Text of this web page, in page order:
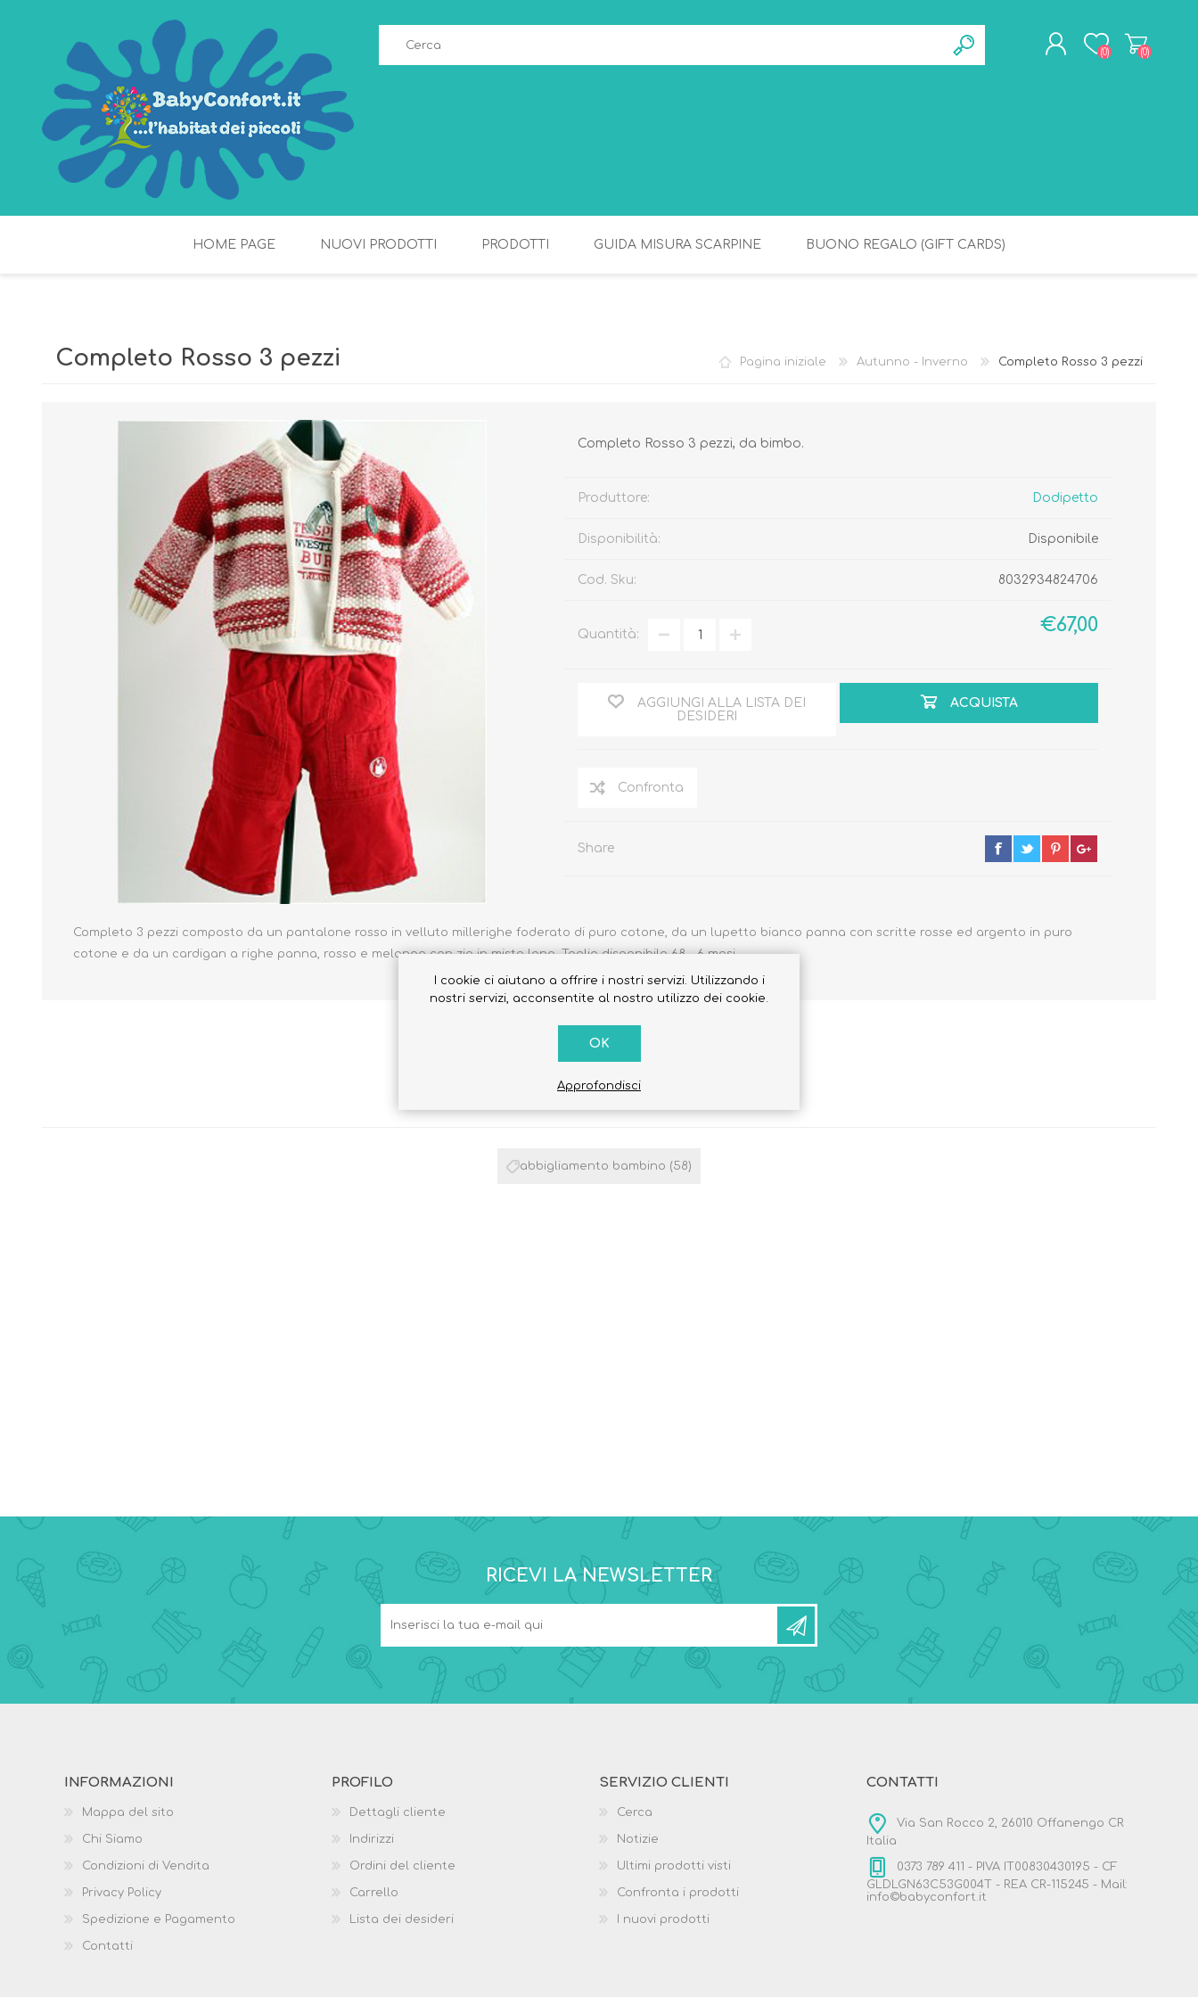
(0) (0)
HOME PAGE NUOVI PRODOTTI PRODOTTI
Biberon, Tettarelle,
Sterilizzatori
Tiralatte,
Scaldabiberon
Succhietti e Accessori
Piatti, Posate, Bavaglini
Contenitori
Igiene del Bambino
Babymonitor
Sicurezza in Casa e
PASSEGGIO
Borse e Zaini
Passeggini, Seggiolini,
ARIA APERTA
Costumi da Bagno
Creme Solari
Antizanzare
Autunno - Inverno
GUIDA MISURA SCARPINE BUONO REGALO (GIFT CARDS)
Pagina iniziale Autunno - Inverno Completo Rosso 3 pezzi
Completo Rosso 3 pezzi
Completo Rosso 3 pezzi, da bimbo.
Produttore: Dodipetto
Disponibilità: Disponibile
Cod. Sku: 8032934824706
€67,00
Quantità:
AGGIUNGI ALLA LISTA DEI
DESIDERI
ACQUISTA
Share
Completo 3 pezzi composto da un pantalone rosso in velluto millerighe foderato di puro cotone, da un lupetto bianco panna con scritte rosse ed argento in puro
cotone e da un cardigan a righe panna, rosso e melange con zip in misto lana. Taglia disponibile 68 - 6 mesi.
abbigliamento bambino (58)
RICEVI LA NEWSLETTER
INFORMAZIONI
Mappa del sito
Chi Siamo
Condizioni di Vendita
Privacy Policy
Spedizione e Pagamento
Contatti
PROFILO
Dettagli cliente
Indirizzi
Ordini del cliente
Carrello
Lista dei desideri
SERVIZIO CLIENTI
Cerca
Notizie
Ultimi prodotti visti
Confronta i prodotti
I nuovi prodotti
CONTATTI
Via San Rocco 2, 26010 Offanengo CR
Italia
0373 789 411 - PIVA IT00830430195 - CF
GLDLGN63C53G004T - REA CR-115245 - Mail:
info©babyconfort.it
I cookie ci aiutano a offrire i nostri servizi. Utilizzando i
nostri servizi, acconsentite al nostro utilizzo dei cookie.
OK
Approfondisci